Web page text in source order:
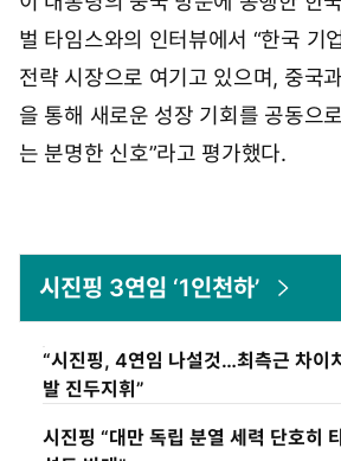
벌 타임스와의 인터뷰에서 “한국 기
전략 시장으로 여기고 있으며, 중국
을 통해 새로운 성장 기회를 공동으
는 분명한 신호”라고 평가했다.
시진핑 3연임 ‘1인천하’
“시진핑, 4연임 나설것…최측근 차이
발 진두지휘”
시진핑 “대만 독립 분열 세력 단호히